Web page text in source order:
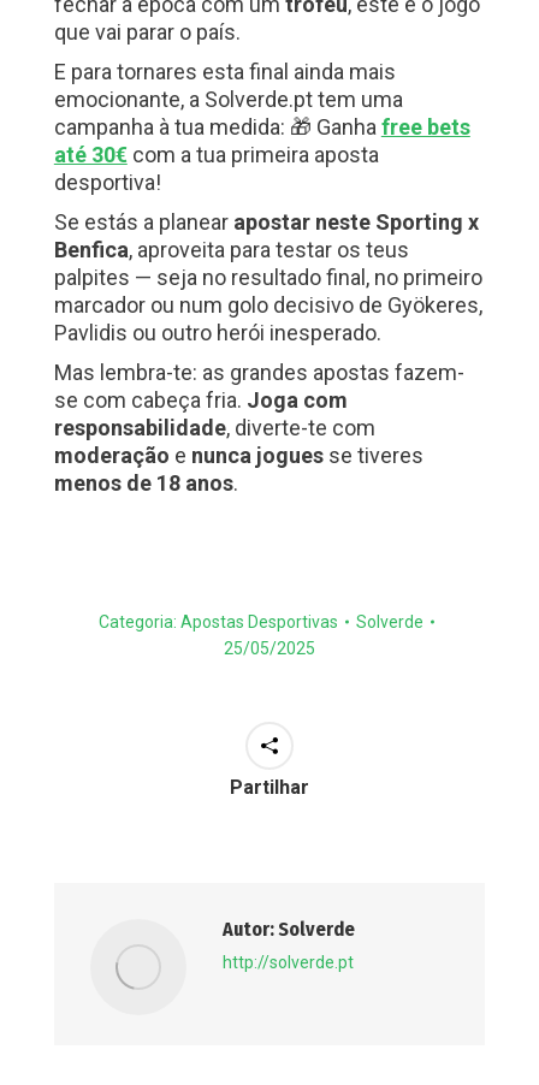
que vai parar o país.
E para tornares esta final ainda mais
emocionante, a Solverde.pt tem uma
campanha à tua medida: 🎁 Ganha free bets
até 30€com a tua primeira aposta
desportiva!
Se estás a planear apostar neste Sporting x
Benfica, aproveita para testar os teus
palpites — seja no resultado final, no primeiro
marcador ou num golo decisivo de Gyökeres,
Pavlidis ou outro herói inesperado.
Mas lembra-te: as grandes apostas fazem-
se com cabeça fria. Joga com
responsabilidade, diverte-te com
moderação e nunca joguesse tiveres
menos de 18 anos.
Categoria: Apostas Desportivas
Solverde
25/05/2025
Partilhar
Autor:Solverde
http://solverde.pt